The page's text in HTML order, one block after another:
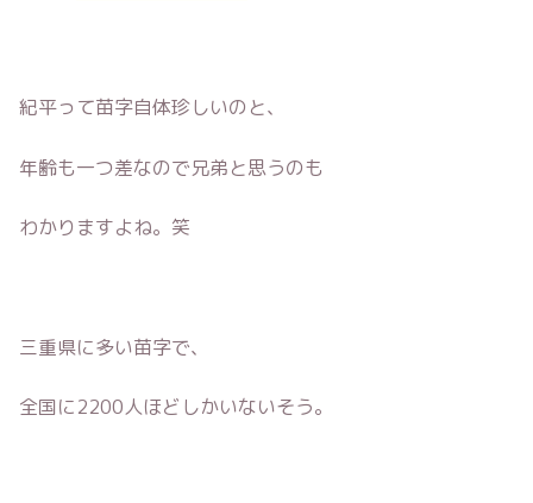
紀平って苗字自体珍しいのと、
年齢も一つ差なので兄弟と思うのも
わかりますよね。笑
三重県に多い苗字で、
全国に2200人ほどしかいないそう。